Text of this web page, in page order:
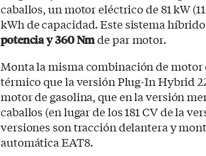
caballos, un motor eléctrico de 81 kW
kWh de capacidad. Este sistema
potencia y 360 Nmde par motor.
Monta la misma combinación de
térmico que la versión Plug-In Hybrid
motor de gasolina, que en la versión
caballos (en lugar de los 181 CV de la
versiones son tracción delantera y
automática EAT8.